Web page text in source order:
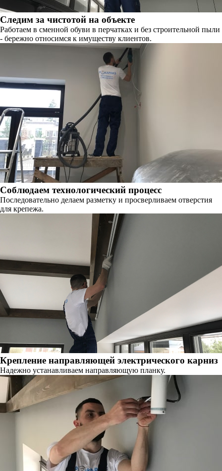
Следим за чистотой на объекте
Работаем в сменной обуви в перчатках и без строительной пыли
- бережно относимся к имуществу клиентов.
Соблюдаем технологический процесс
Последовательно делаем разметку и просверливаем отверстия
для крепежа.
Крепление направляющей электрического карниз
Надежно устанавливаем направляющую планку.